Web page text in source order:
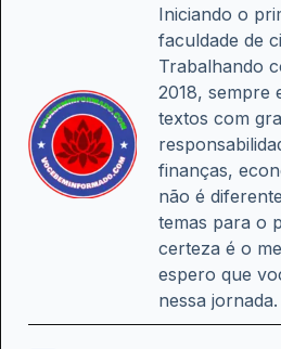
Iniciando o
faculdade de
Trabalhando
2018, sempre
textos com
finanças,
não é
temas para o
certeza é o
espero que
nessa jornada.